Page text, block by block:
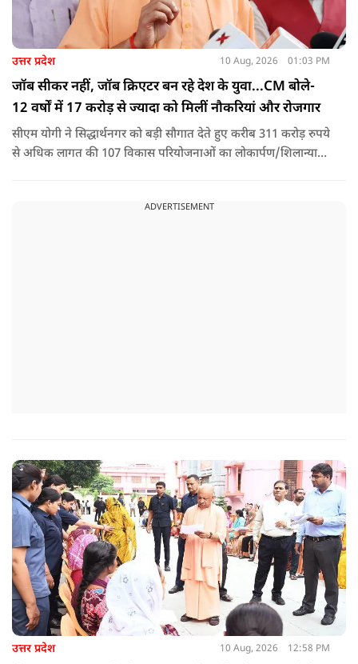
उत्तर प्रदेश 10 Aug, 2026 01:03 PM
जॉब सीकर नहीं, जॉब क्रिएटर बन रहे देश के युवा...CM बोले-
12 वर्षों में 17 करोड़ से ज्यादा को मिलीं नौकरियां और रोजगार
सीएम योगी ने सिद्धार्थनगर को बड़ी सौगात देते हुए करीब 311 करोड़ रुपये
से अधिक लागत की 107 विकास परियोजनाओं का लोकार्पण/शिलान्यास
ADVERTISEMENT
उत्तर प्रदेश 10 Aug, 2026 12:58 PM